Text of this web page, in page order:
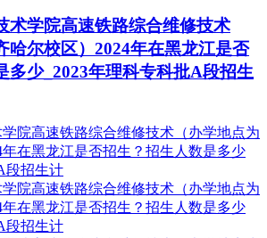
术学院高速铁路综合维修技术
哈尔校区）2024年在黑龙江是否
多少_2023年理科专科批A段招生